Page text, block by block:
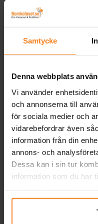
Samtycke
Denna webbplats
Vi använder
och annonserna till
för sociala medier och
vidarebefordrar även
information från din
annons- och
Dessa kan i sin tur
information som du har
närsomhelst ändra ditt
Paw Patrol Marshall
Maskeraddräkt 5-6
Pris:249,00 kr
249,00 kr